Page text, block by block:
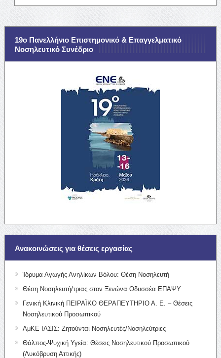
19ο Πανελλήνιο Επιστημονικό & Επαγγελματικό
Νοσηλευτικό Συνέδριο
Ανακοινώσεις για θέσεις εργασίας
Ίδρυμα Αγωγής Ανηλίκων Βόλου: Θέση Νοσηλευτή
Θέση Νοσηλευτή/τριας στον Ξενώνα Οδυσσέα ΕΠΑΨΥ
Γενική Κλινική ΠΕΙΡΑΪΚΟ ΘΕΡΑΠΕΥΤΗΡΙΟ Α. Ε. – Θέσεις
Νοσηλευτικού Προσωπικού
ΑμΚΕ ΙΑΣΙΣ: Ζητούνται Νοσηλευτές/Νοσηλεύτριες
Θάλπος-Ψυχική Υγεία: Θέσεις Νοσηλευτικού Προσωπικού
(Λυκόβρυση Αττικής)